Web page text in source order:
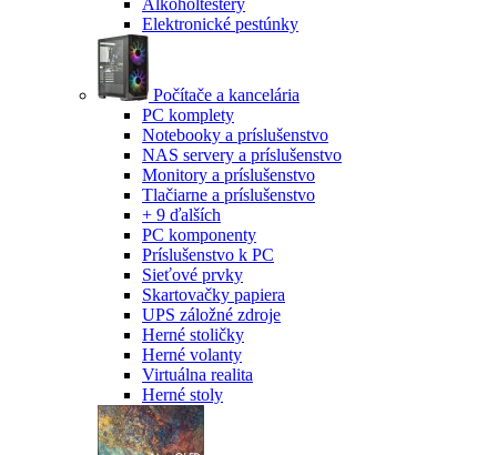
Alkoholtestery
Elektronické pestúnky
Počítače a kancelária
PC komplety
Notebooky a príslušenstvo
NAS servery a príslušenstvo
Monitory a príslušenstvo
Tlačiarne a príslušenstvo
+ 9 ďalších
PC komponenty
Príslušenstvo k PC
Sieťové prvky
Skartovačky papiera
UPS záložné zdroje
Herné stoličky
Herné volanty
Virtuálna realita
Herné stoly